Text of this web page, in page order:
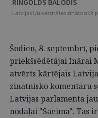
RINGOLDS BALODIS
Latvijas Universitātes zinātniskā
Šodien, 8. septembrī,
priekšsēdētājai Inārai
atvērts kārtējais
zinātnisko komentāru
Latvijas parlamenta
nodaļai "Saeima". Tas